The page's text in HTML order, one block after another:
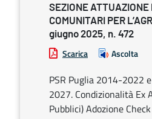
SEZIONE ATTUAZIONE
COMUNITARI PER
giugno 2025, n. 472
Scarica Ascolta
PSR Puglia 2014-2022
2027. Condizionalità Ex
Pubblici) Adozione